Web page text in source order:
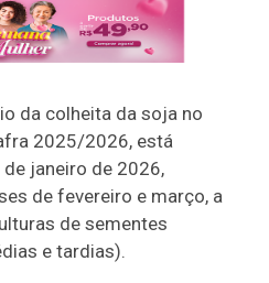
da colheita da soja no
2025/2026, está
janeiro de 2026,
de fevereiro e março, a
de sementes
e tardias).